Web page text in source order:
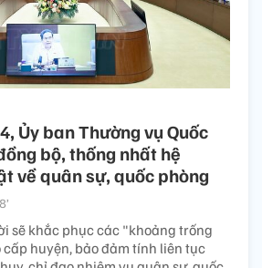
Ủy ban Thường vụ Quốc
bộ, thống nhất hệ
về quân sự, quốc phòng
sẽ khắc phục các "khoảng trống
huyện, bảo đảm tính liên tục